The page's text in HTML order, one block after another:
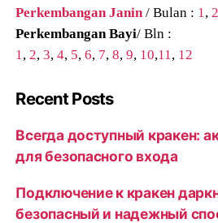
Perkembangan Janin/ Bulan : 1,2
Perkembangan Bayi/ Bln :
1,2,3,4, 5,6, 7,8,9, 10,11, 12
Recent Posts
Всегда доступный кракен:
для безопасного входа
Подключение к кракен
безопасный и надежный